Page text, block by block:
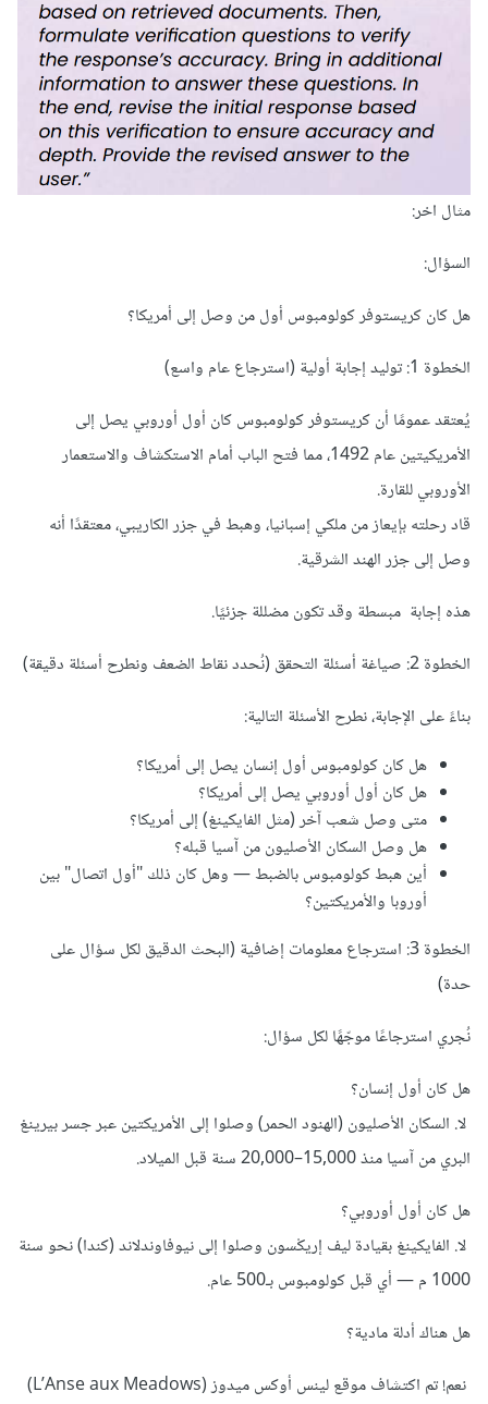
مثال اخر:
السؤال:
هل كان كريستوفر كولومبوس أول من وصل إلى أمريكا؟
الخطوة 1: توليد إجابة أولية (استرجاع عام واسع)
يُعتقد عمومًا أن كريستوفر كولومبوس كان أول أوروبي يصل إلى
الأمريكيتين عام 1492، مما فتح الباب أمام الاستكشاف والاستعمار
الأوروبي للقارة.
قاد رحلته بإيعاز من ملكي إسبانيا، وهبط في جزر الكاريبي، معتقدًا أنه
وصل إلى جزر الهند الشرقية.
هذه إجابة مبسطة وقد تكون مضللة جزئيًا.
الخطوة 2: صياغة أسئلة التحقق (نُحدد نقاط الضعف ونطرح أسئلة دقيقة)
بناءً على الإجابة، نطرح الأسئلة التالية:
هل كان كولومبوس أول إنسان يصل إلى أمريكا؟
هل كان أول أوروبي يصل إلى أمريكا؟
متى وصل شعب آخر (مثل الفايكينغ) إلى أمريكا؟
هل وصل السكان الأصليون من آسيا قبله؟
أين هبط كولومبوس بالضبط — وهل كان ذلك "أول اتصال" بين
أوروبا والأمريكتين؟
الخطوة 3: استرجاع معلومات إضافية (البحث الدقيق لكل سؤال على
حدة)
نُجري استرجاعًا موجّهًا لكل سؤال:
هل كان أول إنسان؟
لا. السكان الأصليون (الهنود الحمر) وصلوا إلى الأمريكتين عبر جسر بيرينغ
البري من آسيا منذ 15,000–20,000 سنة قبل الميلاد.
هل كان أول أوروبي؟
لا. الفايكينغ بقيادة ليف إريكْسون وصلوا إلى نيوفاوندلاند (كندا) نحو سنة
1000 م — أي قبل كولومبوس بـ500 عام.
هل هناك أدلة مادية؟
نعم! تم اكتشاف موقع لينس أوكس ميدوز (L’Anse aux Meadows)